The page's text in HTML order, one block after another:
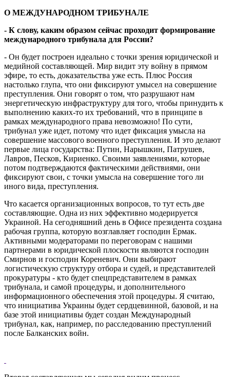
О МЕЖДУНАРОДНОМ ТРИБУНАЛЕ
- К слову, каким образом сейчас проходит формирование
международного трибунала для России?
- Он будет построен идеально с точки зрения юридической и
медийной составляющей. Мир видит эту войну в прямом
эфире, то есть, доказательства уже есть. Плюс Россия
настолько глупа, что они фиксируют умысел на совершение
преступления. Они говорят о том, что разрушают нам
энергетическую инфраструктуру для того, чтобы принудить к
выполнению каких-то их требований, что в принципе в
рамках международного права невозможно! По сути,
трибунал уже идет, потому что идет фиксация умысла на
совершение массового военного преступления. И это делают
первые лица государства: Путин, Нарышкин, Патрушев,
Лавров, Песков, Кириенко. Своими заявлениями, которые
потом подтверждаются фактическими действиями, они
фиксируют свои, с точки умысла на совершение того ли
иного вида, преступления.
Что касается организационных вопросов, то тут есть две
составляющие. Одна из них эффективно модерируется
Украиной. На сегодняшний день в Офисе президента создана
рабочая группа, которую возглавляет господин Ермак.
Активными модераторами по переговорам с нашими
партнерами в юридической плоскости являются господин
Смирнов и господин Кореневич. Они выбирают
логистическую структуру отбора и судей, и представителей
прокуратуры - кто будет спецпредставителем в рамках
трибунала, и самой процедуры, и дополнительного
информационного обеспечения этой процедуры. Я считаю,
что инициатива Украины будет сердцевинной, базовой, и на
базе этой инициативы будет создан Международный
трибунал, как, например, по расследованию преступлений
после Балканских войн.